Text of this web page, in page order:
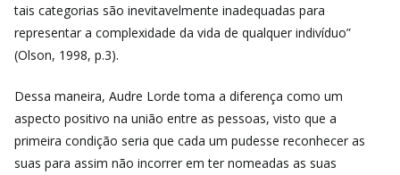
tais categorias são inevitavelmente inadequadas para
representar a complexidade da vida de qualquer indivíduo”
(Olson, 1998, p.3).
Dessa maneira, Audre Lorde toma a diferença como um
aspecto positivo na união entre as pessoas, visto que a
primeira condição seria que cada um pudesse reconhecer as
suas para assim não incorrer em ter nomeadas as suas